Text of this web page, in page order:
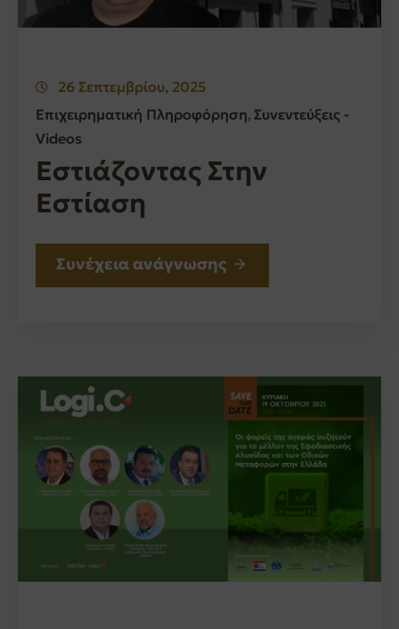
26 Σεπτεμβρίου, 2025
Επιχειρηματική Πληροφόρηση‚ Συνεντεύξεις -
Videos
Εστιάζοντας Στην
Εστίαση
Συνέχεια ανάγνωσης